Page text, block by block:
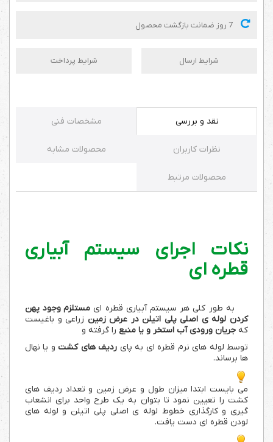
شرایط ارسال شرایط پرداخت
نقد و بررسی مشخصات فنی
نظرات کاربران محصولات مشابه
محصولات مرتبط
نکات اجرای سیستم آبیاری
قطره ای
به طور کلی هر سیستم آبیاری قطره ای مستلزم وجود پهن
کردن لوله ی اصلی پلی اتیلن در عرض زمین زراعی و باغیست
که جریان ورودی آب استخر و یا منبع را گرفته و
توسط لوله های نرم قطره ای به پای ردیف های کشت و یا نهال
ها برساند.
می بایست ابتدا میزان طول و عرض زمین و تعداد ردیف های
کشت را تعیین نمود تا بتوان به یک طرح واحد برای انشعاب
گیری و کارگذاری خطوط لوله ی اصلی پلی اتیلن و لوله های
لودن قطره ای دست یافت.